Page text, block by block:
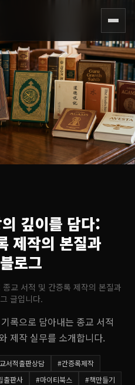
깊이를 담다:
제작의 본질과
로그
교 서적 및 간증록 제작의 본질과
글입니다.
록으로 담아내는 종교 서적
제작 실무를 소개합니다.
서적출판상담 #간증록제작
출판사 #마이티북스 #책만들기